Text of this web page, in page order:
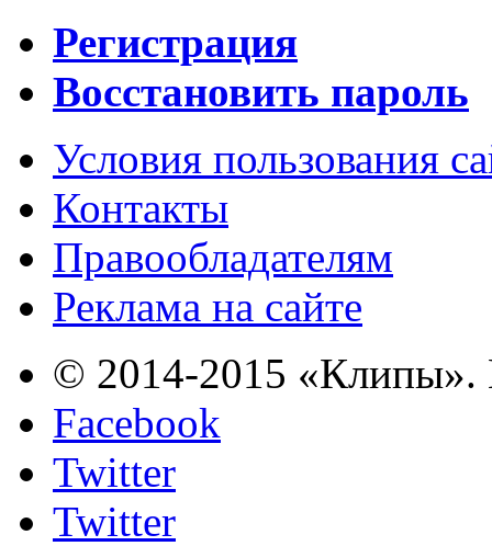
Регистрация
Восстановить пароль
Условия пользования
Контакты
Правообладателям
Реклама на сайте
© 2014-2015 «Клипы».
Facebook
Twitter
Twitter